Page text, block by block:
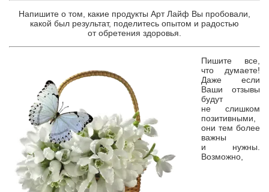
Напишите о том, какие продукты Арт Лайф Вы пробовали,
какой был результат, поделитесь опытом и радостью
от обретения здоровья.
Пишите все,
что думаете!
Даже если
Ваши отзывы
будут
не слишком
позитивными,
они тем более
важны
и нужны.
Возможно,